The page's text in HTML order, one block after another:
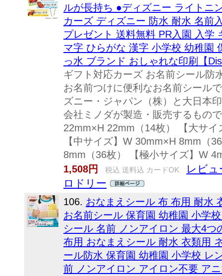
ルが長持ち ●ディズニー ライトニ
カーズ ディズニー 防水 耐水 名前
プレゼント 送料無料 PR入園 入学
マ字 ひらがな 漢字 小学校 幼稚園
っ水 ブランド おしゃれな印刷【
ギフト対応カーズ お名前シール防
お名前つけに便利なお名前シール
ズニー・ジャパン（株）と大日本
会社ミノダが製造・販売するもの
22mm×H 22mm（14枚） 【大サ
【中サイズ】W 30mm×H 8mm（
8mm（36枚） 【極小サイズ】W
1,508円
税込 送料込 カードOK
レビュ
ロドリー
106. おなまえシール 布 布用 耐水
お名前シール 保育園 幼稚園 小学
シール 名前 ノンアイロン 最大4
布用 おなまえシール 耐水 衣類用
ール防水 保育園 幼稚園 小学校 レ
前 ノンアイロン アイロン不要 ア